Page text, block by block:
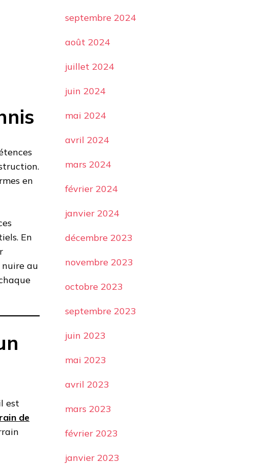
en
En
au
est
de
septembre 2024
août 2024
juillet 2024
juin 2024
mai 2024
avril 2024
mars 2024
février 2024
janvier 2024
décembre 2023
novembre 2023
octobre 2023
septembre 2023
juin 2023
mai 2023
avril 2023
mars 2023
février 2023
janvier 2023